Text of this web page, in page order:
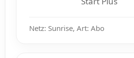
Netz: Sunrise, Art: Abo